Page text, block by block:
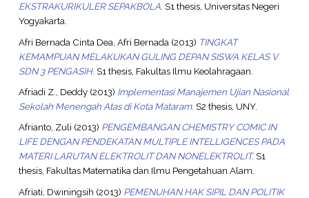
EKSTRAKURIKULER SEPAKBOLA. S1 thesis, Universitas Negeri
Yogyakarta.
Afri Bernada Cinta Dea, Afri Bernada (2013) TINGKAT
KEMAMPUAN MELAKUKAN GULING DEPAN SISWA KELAS V
SDN 3 PENGASIH. S1 thesis, Fakultas Ilmu Keolahragaan.
Afriadi Z., Deddy(2013) Implementasi Manajemen Ujian Nasional
Sekolah Menengah Atas di Kota Mataram. S2 thesis, UNY.
Afrianto, Zuli (2013) PENGEMBANGAN CHEMISTRY COMIC IN
LIFE DENGAN PENDEKATAN MULTIPLE INTELLIGENCES PADA
MATERI LARUTAN ELEKTROLIT DAN NONELEKTROLIT.S1
thesis, Fakultas Matematika dan Ilmu Pengetahuan Alam.
Afriati, Dwiningsih (2013) PEMENUHAN HAK SIPIL DAN POLITIK